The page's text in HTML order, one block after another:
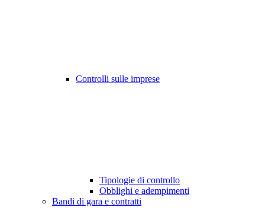
Controlli sulle imprese
Tipologie di controllo
Obblighi e adempimenti
Bandi di gara e contratti